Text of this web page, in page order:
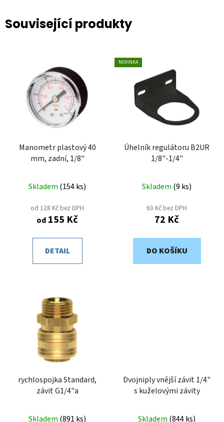
Související produkty
Manometr plastový 40
mm, zadní, 1/8"
Skladem (154 ks)
od 128 Kč bez DPH
od 155 Kč
DETAIL
NOVINKA
Úhelník regulátoru B2UR
1/8"-1/4"
Skladem (9 ks)
60 Kč bez DPH
72 Kč
DO KOŠÍKU
rychlospojka Standard,
závit G1/4"a
Skladem (891 ks)
Dvojniply vnější závit 1/4"
s kuželovými závity
Skladem (844 ks)